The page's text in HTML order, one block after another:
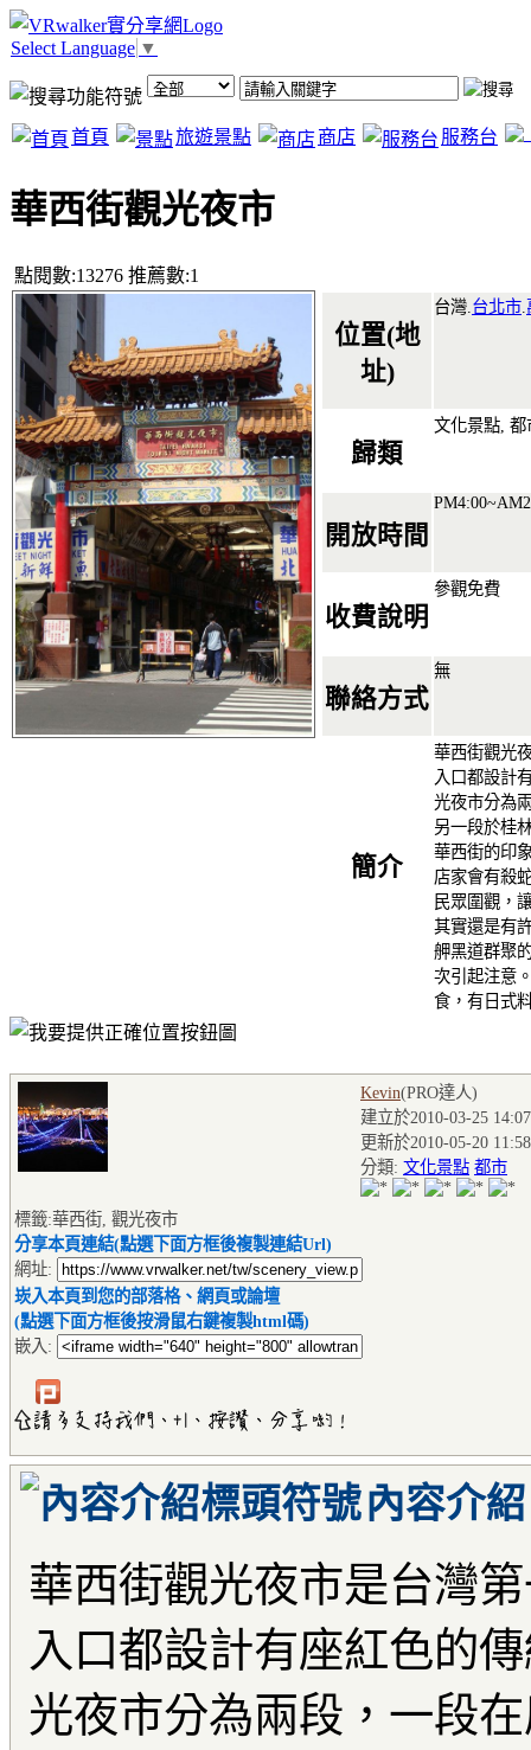
Select Language ▼
首頁 旅遊景點 商店 服務台
華西街觀光夜市
點閱數:13276 推薦數:1
位置(地
址)
台灣. 台北市
歸類
文化景點, 都
開放時間
收費說明
參觀免費
聯絡方式
無
簡介
華西街觀光
入口都設計
光夜市分為
另一段於桂
華西街的印
店家會有殺
民眾圍觀，
其實還是有
舺黑道群聚
次引起注意
食，有日式
Kevin(PRO達人)
建立於2010-03-25
更新於2010-05-20
分類: 文化景點 都市
標籤:華西街, 觀光夜市
分享本頁連結(點選下面方框後複製連結Url)
網址:
崁入本頁到您的部落格、網頁或論壇
(點選下面方框後按滑鼠右鍵複製html碼)
嵌入:
內容介紹
華西街觀光夜市是台灣
入口都設計有座紅色的
光夜市分為兩段，一段